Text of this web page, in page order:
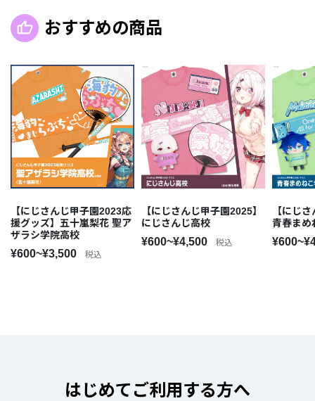
おすすめの商品
【にじさんじ甲子園2023応
援グッズ】五十嵐梨花 聖ア
ザラシ学院高校
¥600~¥3,500 税込
【にじさんじ甲子園2025】
にじさんじ高校
¥600~¥4,500 税込
【にじ
青春まめ
はじめてご利用する方へ